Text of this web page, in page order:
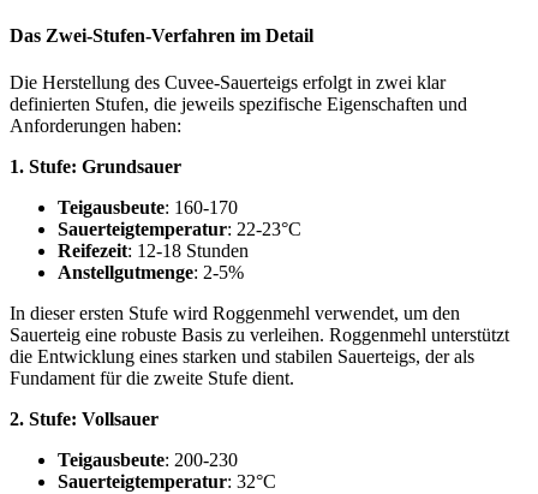
Das Zwei-Stufen-Verfahren im Detail
Die Herstellung des Cuvee-Sauerteigs erfolgt in zwei klar
definierten Stufen, die jeweils spezifische Eigenschaften und
Anforderungen haben:
1. Stufe: Grundsauer
Teigausbeute: 160-170
Sauerteigtemperatur: 22-23°C
Reifezeit: 12-18 Stunden
Anstellgutmenge: 2-5%
In dieser ersten Stufe wird Roggenmehl verwendet, um den
Sauerteig eine robuste Basis zu verleihen. Roggenmehl unterstützt
die Entwicklung eines starken und stabilen Sauerteigs, der als
Fundament für die zweite Stufe dient.
2. Stufe: Vollsauer
Teigausbeute: 200-230
Sauerteigtemperatur: 32°C